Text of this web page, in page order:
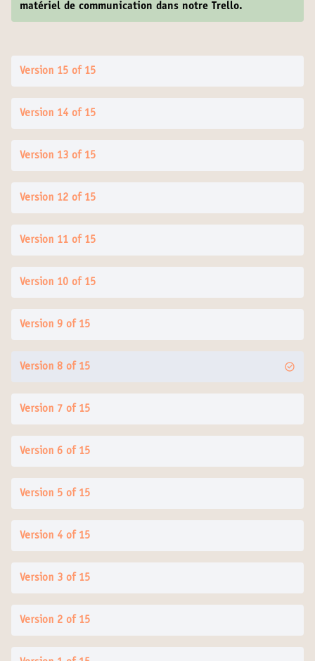
matériel de communication dans notre Trello.
Version 15 of 15
Version 14 of 15
Version 13 of 15
Version 12 of 15
Version 11 of 15
Version 10 of 15
Version 9 of 15
Version 8 of 15
Version 7 of 15
Version 6 of 15
Version 5 of 15
Version 4 of 15
Version 3 of 15
Version 2 of 15